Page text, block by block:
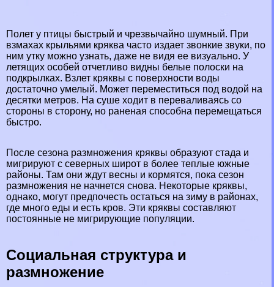
Полет у птицы быстрый и чрезвычайно шумный. При
взмахах крыльями кряква часто издает звонкие звуки, по
ним утку можно узнать, даже не видя ее визуально. У
летящих особей отчетливо видны белые полоски на
подкрылках. Взлет кряквы с поверхности воды
достаточно умелый. Может переместиться под водой на
десятки метров. На суше ходит в переваливаясь со
стороны в сторону, но раненая способна перемещаться
быстро.
После сезона размножения кряквы образуют стада и
мигрируют с северных широт в более теплые южные
районы. Там они ждут весны и кормятся, пока сезон
размножения не начнется снова. Некоторые кряквы,
однако, могут предпочесть остаться на зиму в районах,
где много еды и есть кров. Эти кряквы составляют
постоянные не мигрирующие популяции.
Социальная структура и
размножение